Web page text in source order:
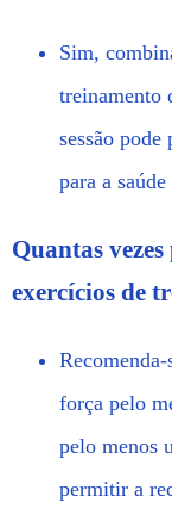
Sim,
treinamento
sessão
para a
Quantas
exercícios de
força pelo
pelo menos
permitir a